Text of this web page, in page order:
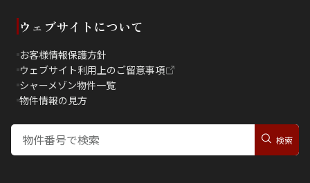
ウェブサイトについて
お客様情報保護方針
ウェブサイト利用上のご留意事項
シャーメゾン物件一覧
物件情報の見方